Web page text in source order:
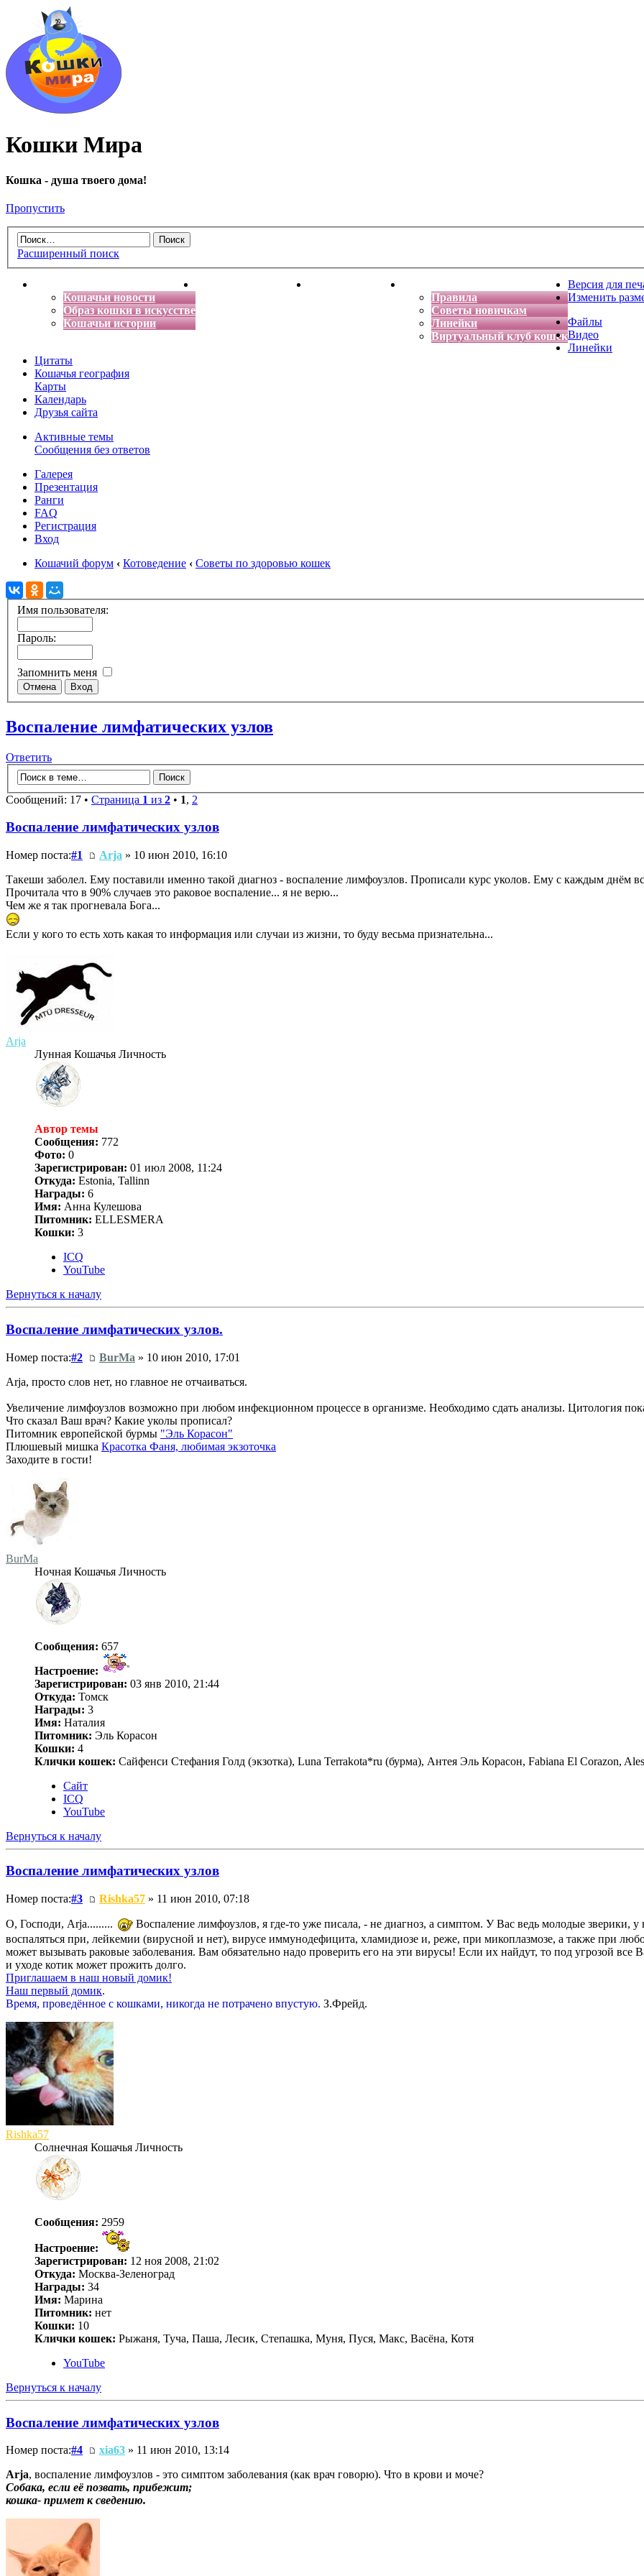
Кошки Мира
Кошка - душа твоего дома!
Пропустить
Расширенный поиск
Кошачьи новости
Образ кошки в искусстве
Кошачьи истории
Энциклопедия кошек Детская фантазия
Правила
Советы новичкам
Линейки
Виртуальный клуб кошек
Версия для
Изменить
Файлы
Видео
Линейки
Цитаты
Кошачья география
Карты
Календарь
Друзья сайта
Активные темы
Сообщения без ответов
Галерея
Презентация
Ранги
FAQ
Регистрация
Вход
Кошачий форум ‹ Котоведение ‹ Советы по здоровью кошек
Имя пользователя:
Пароль:
Запомнить меня
Воспаление лимфатических узлов
Ответить
Сообщений: 17 • Страница 1 из 2 • 1, 2
Воспаление лимфатических узлов
Номер поста:#1 Arja » 10 июн 2010, 16:10
Такеши заболел. Ему поставили именно такой диагноз - воспаление лимфоузлов. Прописали курс уколов. Ему с каждым днём
Прочитала что в 90% случаев это раковое воспаление... я не верю...
Чем же я так прогневала Бога...
Если у кого то есть хоть какая то информация или случаи из жизни, то буду весьма признательна...
Arja
Лунная Кошачья Личность
Автор темы
Сообщения: 772
Фото: 0
Зарегистрирован: 01 июл 2008, 11:24
Откуда: Estonia, Tallinn
Награды: 6
Имя: Анна Кулешова
Питомник: ELLESMERA
Кошки: 3
ICQ
YouTube
Вернуться к началу
Воспаление лимфатических узлов.
Номер поста:#2 BurMa » 10 июн 2010, 17:01
Arja, просто слов нет, но главное не отчаиваться.
Увеличение лимфоузлов возможно при любом инфекционном процессе в организме. Необходимо сдать анализы. Цитология
Что сказал Ваш врач? Какие уколы прописал?
Питомник европейской бурмы "Эль Корасон"
Плюшевый мишка Красотка Фаня, любимая экзоточка
Заходите в гости!
BurMa
Ночная Кошачья Личность
Сообщения: 657
Настроение:
Зарегистрирован: 03 янв 2010, 21:44
Откуда: Томск
Награды: 3
Имя: Наталия
Питомник: Эль Корасон
Кошки: 4
Клички кошек: Сайфенси Стефания Голд (экзотка), Luna Terrakota*ru (бурма), Антея Эль Корасон, Fabiana El Corazon,
Сайт
ICQ
YouTube
Вернуться к началу
Воспаление лимфатических узлов
Номер поста:#3 Rishka57 » 11 июн 2010, 07:18
О, Господи, Arja.........
Воспаление лимфоузлов, я где-то уже писала, - не диагноз, а симптом. У Вас ведь молодые зверики,
воспаляться при, лейкемии (вирусной и нет), вирусе иммунодефицита, хламидиозе и, реже, при микоплазмозе, а также при
может вызывать раковые заболевания. Вам обязательно надо проверить его на эти вирусы! Если их найдут, то под угрозой
и уходе котик может прожить долго.
Приглашаем в наш новый домик!
Наш первый домик.
Время, проведённое с кошками, никогда не потрачено впустую. З.Фрейд.
Rishka57
Солнечная Кошачья Личность
Сообщения: 2959
Настроение:
Зарегистрирован: 12 ноя 2008, 21:02
Откуда: Москва-Зеленоград
Награды: 34
Имя: Марина
Питомник: нет
Кошки: 10
Клички кошек: Рыжаня, Туча, Паша, Лесик, Степашка, Муня, Пуся, Макс, Васёна, Котя
YouTube
Вернуться к началу
Воспаление лимфатических узлов
Номер поста:#4 xia63 » 11 июн 2010, 13:14
Arja, воспаление лимфоузлов - это симптом заболевания (как врач говорю). Что в крови и моче?
Собака, если её позвать, прибежит;
кошка- примет к сведению.